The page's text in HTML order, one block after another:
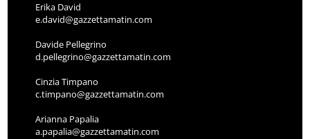
Erika David
e.david@gazzettamatin.com
Davide Pellegrino
d.pellegrino@gazzettamatin.com
Cinzia Timpano
c.timpano@gazzettamatin.com
Arianna Papalia
a.papalia@gazzettamatin.com